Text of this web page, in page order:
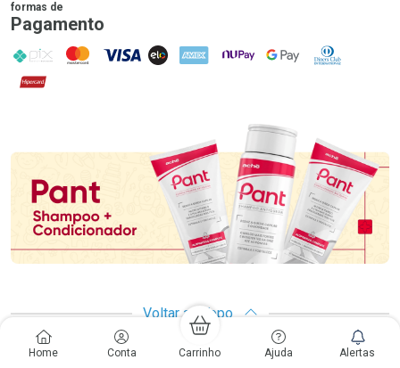
Home Conta Carrinho Ajuda Alertas
formas de
Pagamento
PIX MasterCard
VISA ELO AMEX NuPay Google PayDiners Club
Hipercard
Voltar ao Topo